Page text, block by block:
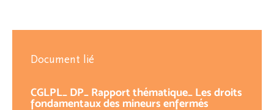
Document lié
CGLPL_ DP_ Rapport thématique_ Les droits
fondamentaux des mineurs enfermés